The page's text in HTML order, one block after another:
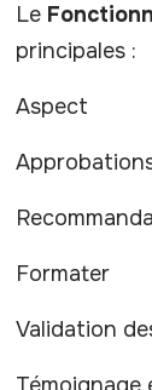
Le
principales :
Aspect
Formater
Validation